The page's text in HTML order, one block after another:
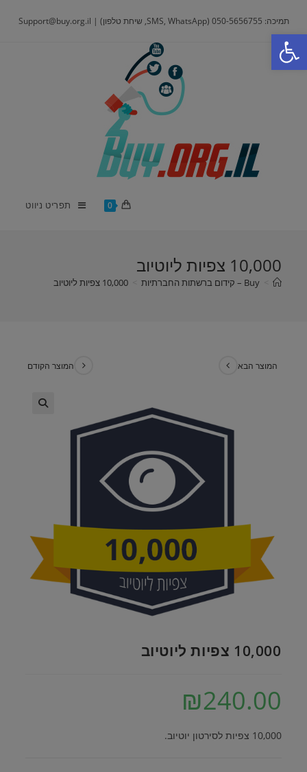
פתח סרגל נגישות
content
תמיכה: 050-5656755 (SMS, WhatsApp, שיחת טלפון) | Support@buy.org.il
0 תפריט ניווט
10,000 צפיות ליוטיוב
Buy – קידום ברשתות החברתיות 10,000 צפיות ליוטיוב
המוצר הקודם המוצר הבא
10,000 צפיות ליוטיוב
₪240.00
10,000 צפיות לסירטון יוטיוב.